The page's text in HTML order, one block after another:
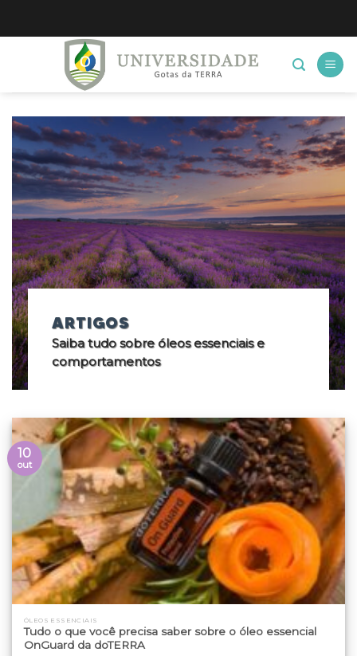
ARTIGOS
Saiba tudo sobre óleos essenciais e
comportamentos
ÓLEOS ESSENCIAIS
Tudo o que você precisa saber sobre o óleo essencial
OnGuard da doTERRA
10
out